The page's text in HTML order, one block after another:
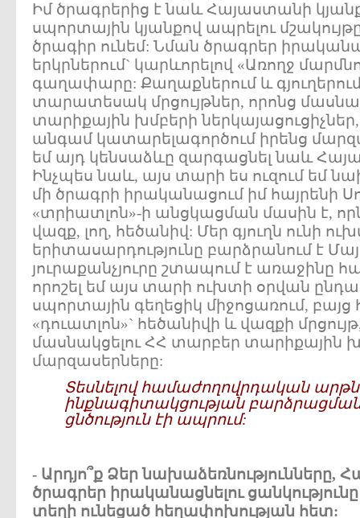
Իմ ծրագրերից է նաև Հայաստանի
սպորտային կյանքով ապրելու
ծրագիր ունեմ: Նման ծրագրեր
երկրներում` կարևորելով «Առողջ
գաղափարը: Քաղաքներում և
տարատեսակ մրցույթներ, որոնց
տարիքային խմբերի
անգամ կատարելագործում իրենց
եմ այդ կենսաձևը զարգացնել նաև
Ինչպես նաև, այս տարի ես ուզում եմ
մի ծրագրի իրականացում իմ հայրենի
«տրիատլոն»-ի անցկացման մասին է,
վազք, լող, հեծանիվ: Մեր գյուղն ունի
երիտասարդությունը բարձրանում է
յուրաքանչյուրը շտապում է առաջինը
որոշել եմ այս տարի ուխտի օրվան
սպորտային գեղեցիկ միջոցառում,
«դուատլոն»` հեծանիվի և վազքի
մասնակցելու ՀՀ տարբեր տարիքային
մարզասերները:
Տեսնելով համաժողովրդական
ինքնագիտակցության բարձրացման
ցնծություն էի ապրում:
- Արդյո՞ք Ձեր նախաձեռնությունները,
ծրագրեր իրականացնելու
տեղի ունեցած հեղափոխության հետ: